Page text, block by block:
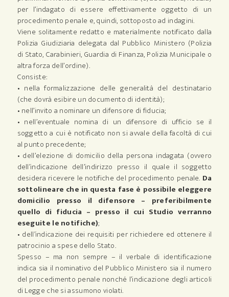
per l’indagato di essere effettivamente oggetto di un
procedimento penale e, quindi, sottoposto ad indagini.
Viene solitamente redatto e materialmente notificato dalla
Polizia Giudiziaria delegata dal Pubblico Ministero (Polizia
di Stato, Carabinieri, Guardia di Finanza, Polizia Municipale o
altra forza dell’ordine).
Consiste:
• nella formalizzazione delle generalità del destinatario
(che dovrà esibire un documento di identità);
• nell’invito a nominare un difensore di fiducia;
• nell’eventuale nomina di un difensore di ufficio se il
soggetto a cui è notificato non si avvale della facoltà di cui
al punto precedente;
• dell’elezione di domicilio della persona indagata (ovvero
dell’indicazione dell’indirizzo presso il quale il soggetto
desidera ricevere le notifiche del procedimento penale. Da
sottolineare che in questa fase è possibile eleggere
domicilio presso il difensore – preferibilmente
quello di fiducia – presso il cui Studio verranno
eseguite le notifiche);
• dell’indicazione dei requisiti per richiedere ed ottenere il
patrocinio a spese dello Stato.
Spesso – ma non sempre – il verbale di identificazione
indica sia il nominativo del Pubblico Ministero sia il numero
del procedimento penale nonché l’indicazione degli articoli
di Legge che si assumono violati.